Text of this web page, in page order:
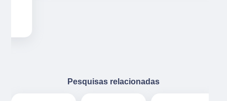
Pesquisas relacionadas